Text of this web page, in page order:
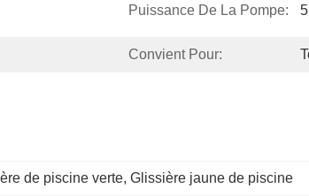
Puissance De La Pompe:
Convient Pour:
de piscine verte, Glissière jaune de piscine